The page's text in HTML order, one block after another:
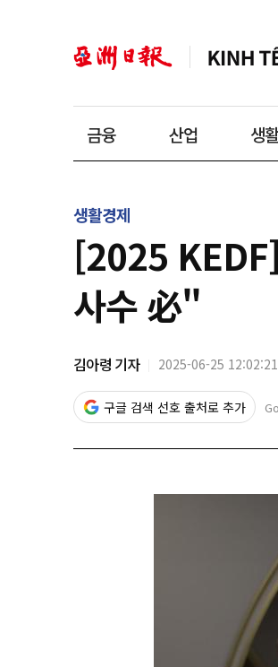
금융 산업 생
생활경제
[2025
사수 必"
김아령 기자 2025-06-25 12:02:21
구글 검색 선호 출처로 추가